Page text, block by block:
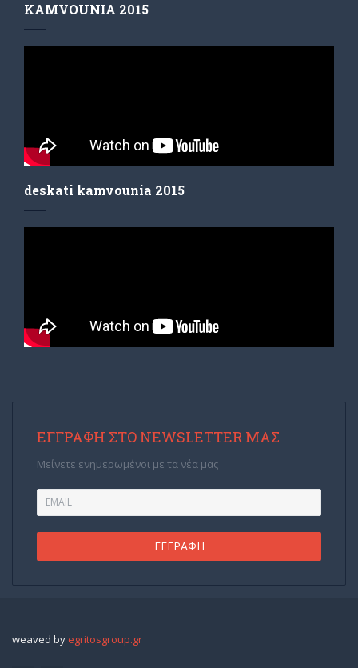
KAMVOUNIA 2015
deskati kamvounia 2015
ΕΓΓΡΑΦΉ ΣΤΟ NEWSLETTER ΜΑΣ
Μείνετε ενημερωμένοι με τα νέα μας
weaved by egritosgroup.gr